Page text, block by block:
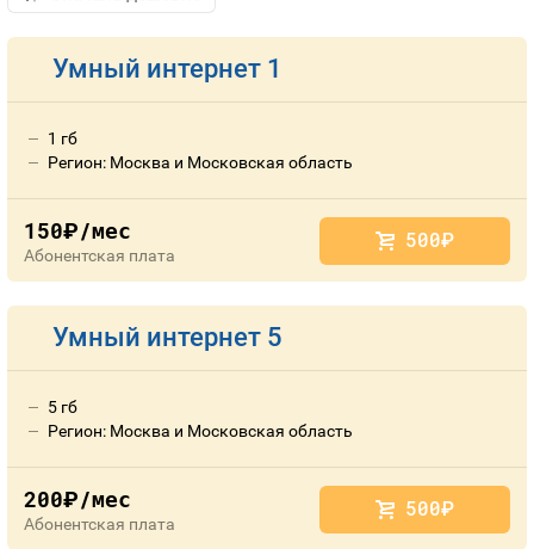
Умный интернет 1
1 гб
Регион: Москва и Московская область
150руб./мес
Абонентская плата
500руб.
Умный интернет 5
5 гб
Регион: Москва и Московская область
200руб./мес
Абонентская плата
500руб.